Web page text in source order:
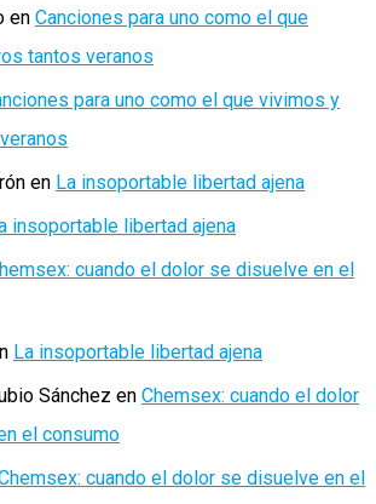
en Canciones para uno como el que
tantos veranos
para uno como el que vivimos y
en La insoportable libertad ajena
insoportable libertad ajena
cuando el dolor se disuelve en el
La insoportable libertad ajena
Sánchez en Chemsex: cuando el dolor
el consumo
cuando el dolor se disuelve en el